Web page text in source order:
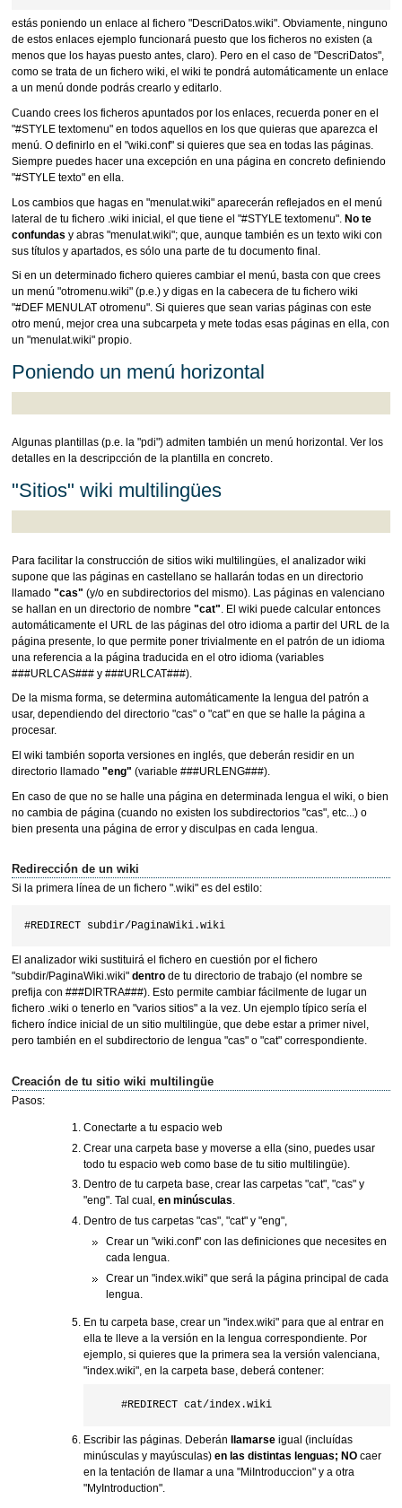
estás poniendo un enlace al fichero "DescriDatos.wiki". Obviamente, ninguno
de estos enlaces ejemplo funcionará puesto que los ficheros no existen (a
menos que los hayas puesto antes, claro). Pero en el caso de "DescriDatos",
como se trata de un fichero wiki, el wiki te pondrá automáticamente un enlace
a un menú donde podrás crearlo y editarlo.
Cuando crees los ficheros apuntados por los enlaces, recuerda poner en el
"#STYLE textomenu" en todos aquellos en los que quieras que aparezca el
menú. O definirlo en el "wiki.conf" si quieres que sea en todas las páginas.
Siempre puedes hacer una excepción en una página en concreto definiendo
"#STYLE texto" en ella.
Los cambios que hagas en "menulat.wiki" aparecerán reflejados en el menú
lateral de tu fichero .wiki inicial, el que tiene el "#STYLE textomenu". No te
confundas y abras "menulat.wiki"; que, aunque también es un texto wiki con
sus títulos y apartados, es sólo una parte de tu documento final.
Si en un determinado fichero quieres cambiar el menú, basta con que crees
un menú "otromenu.wiki" (p.e.) y digas en la cabecera de tu fichero wiki
"#DEF MENULAT otromenu". Si quieres que sean varias páginas con este
otro menú, mejor crea una subcarpeta y mete todas esas páginas en ella, con
un "menulat.wiki" propio.
Poniendo un menú horizontal
Algunas plantillas (p.e. la "pdi") admiten también un menú horizontal. Ver los
detalles en la descripcción de la plantilla en concreto.
"Sitios" wiki multilingües
Para facilitar la construcción de sitios wiki multilingües, el analizador wiki
supone que las páginas en castellano se hallarán todas en un directorio
llamado "cas" (y/o en subdirectorios del mismo). Las páginas en valenciano
se hallan en un directorio de nombre "cat". El wiki puede calcular entonces
automáticamente el URL de las páginas del otro idioma a partir del URL de la
página presente, lo que permite poner trivialmente en el patrón de un idioma
una referencia a la página traducida en el otro idioma (variables
###URLCAS### y ###URLCAT###).
De la misma forma, se determina automáticamente la lengua del patrón a
usar, dependiendo del directorio "cas" o "cat" en que se halle la página a
procesar.
El wiki también soporta versiones en inglés, que deberán residir en un
directorio llamado "eng" (variable ###URLENG###).
En caso de que no se halle una página en determinada lengua el wiki, o bien
no cambia de página (cuando no existen los subdirectorios "cas", etc...) o
bien presenta una página de error y disculpas en cada lengua.
Redirección de un wiki
Si la primera línea de un fichero ".wiki" es del estilo:
El analizador wiki sustituirá el fichero en cuestión por el fichero
"subdir/PaginaWiki.wiki" dentrode tu directorio de trabajo (el nombre se
prefija con ###DIRTRA###). Esto permite cambiar fácilmente de lugar un
fichero .wiki o tenerlo en "varios sitios" a la vez. Un ejemplo típico sería el
fichero índice inicial de un sitio multilingüe, que debe estar a primer nivel,
pero también en el subdirectorio de lengua "cas" o "cat" correspondiente.
Creación de tu sitio wiki multilingüe
Pasos:
Conectarte a tu espacio web
Crear una carpeta base y moverse a ella (sino, puedes usar
todo tu espacio web como base de tu sitio multilingüe).
Dentro de tu carpeta base, crear las carpetas "cat", "cas" y
"eng". Tal cual, en minúsculas.
Dentro de tus carpetas "cas", "cat" y "eng",
Crear un "wiki.conf" con las definiciones que necesites en
cada lengua.
Crear un "index.wiki" que será la página principal de cada
lengua.
En tu carpeta base, crear un "index.wiki" para que al entrar en
ella te lleve a la versión en la lengua correspondiente. Por
ejemplo, si quieres que la primera sea la versión valenciana,
"index.wiki", en la carpeta base, deberá contener:
Escribir las páginas. Deberán llamarse igual (incluídas
minúsculas y mayúsculas)en las distintas lenguas; NOcaer
en la tentación de llamar a una "MiIntroduccion" y a otra
"MyIntroduction".